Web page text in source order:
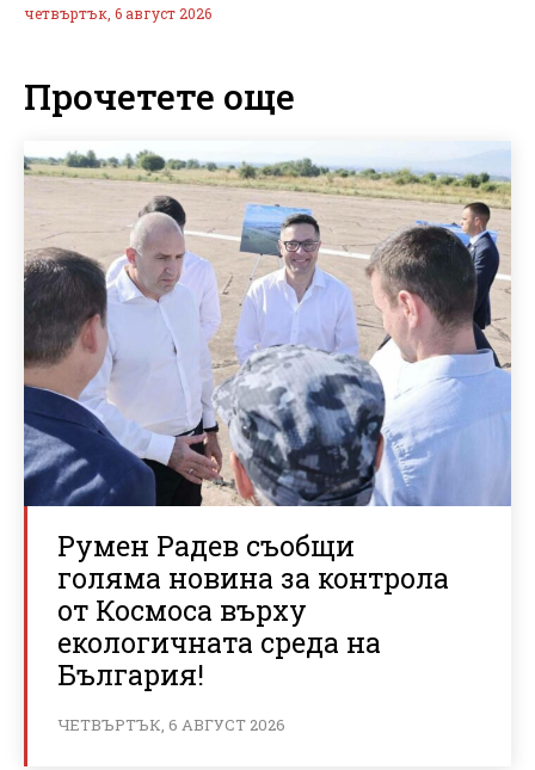
четвъртък, 6 август 2026
Прочетете още
Румен Радев съобщи
голяма новина за контрола
от Космоса върху
екологичната среда на
България!
ЧЕТВЪРТЪК, 6 АВГУСТ 2026